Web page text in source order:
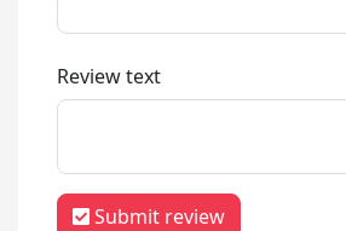
Review text
Submit review